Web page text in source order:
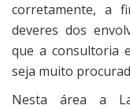
corretamente, a
deveres dos
que a consultoria
seja muito
Nesta área a